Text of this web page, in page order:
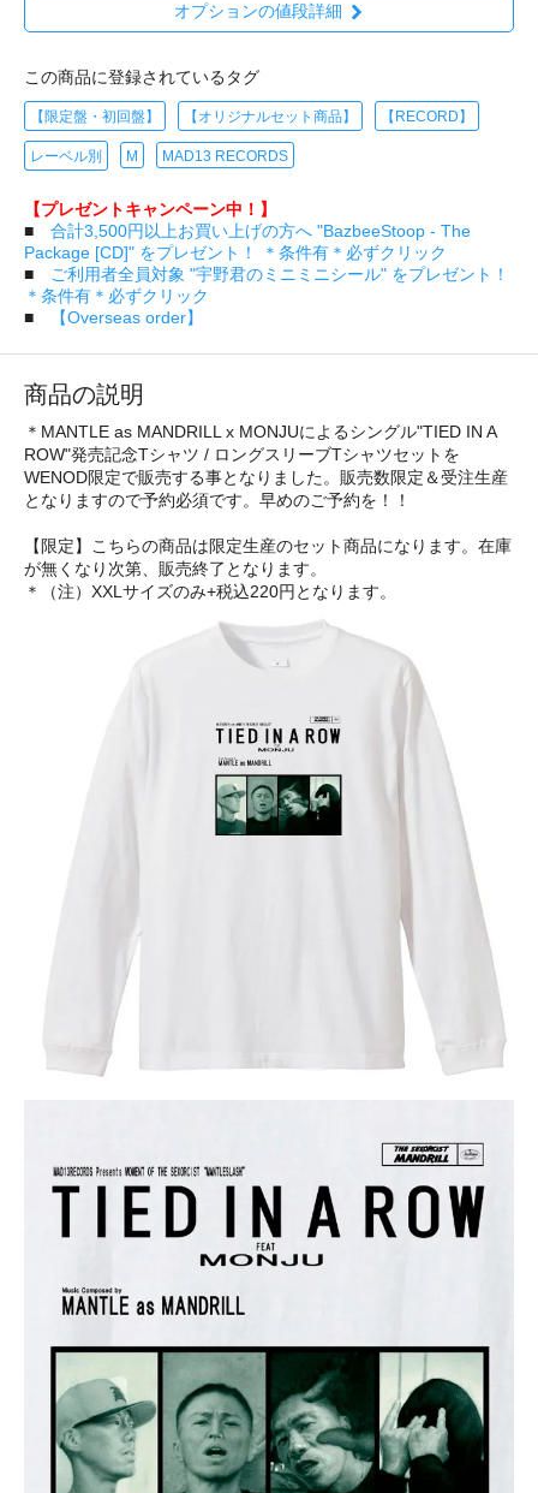
オプションの値段詳細
この商品に登録されているタグ
【限定盤・初回盤】 【オリジナルセット商品】 【RECORD】
レーベル別 M MAD13 RECORDS
【プレゼントキャンペーン中！】
■ 合計3,500円以上お買い上げの方へ "BazbeeStoop - The
Package [CD]" をプレゼント！ ＊条件有＊必ずクリック
■
ご利用者全員対象 "宇野君のミニミニシール" をプレゼント！
＊条件有＊必ずクリック
■
【Overseas order】
商品の説明
＊MANTLE as MANDRILL x MONJUによるシングル"TIED IN A
ROW"発売記念Tシャツ / ロングスリーブTシャツセットを
WENOD限定で販売する事となりました。販売数限定＆受注生産
となりますので予約必須です。早めのご予約を！！
【限定】こちらの商品は限定生産のセット商品になります。在庫
が無くなり次第、販売終了となります。
＊（注）XXLサイズのみ+税込220円となります。